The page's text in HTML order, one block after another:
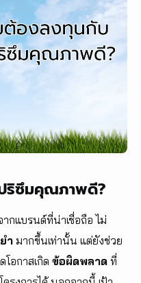
ริซึมคุณภาพดี?
กแบรนด์ที่น่าเชื่อถือ ไม่
ำ มากขึ้นเท่านั้น แต่ยังช่วย
อกาสเกิด ข้อผิดพลาด ที่